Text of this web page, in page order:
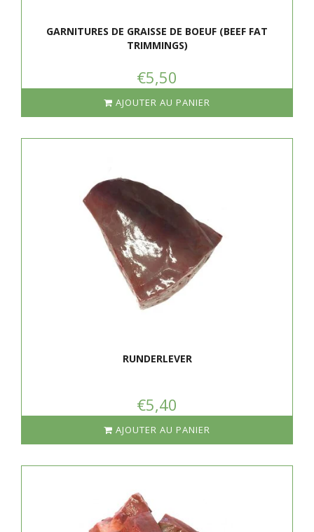
GARNITURES DE GRAISSE DE BOEUF (BEEF FAT
TRIMMINGS)
€5,50
AJOUTER AU PANIER
RUNDERLEVER
€5,40
AJOUTER AU PANIER